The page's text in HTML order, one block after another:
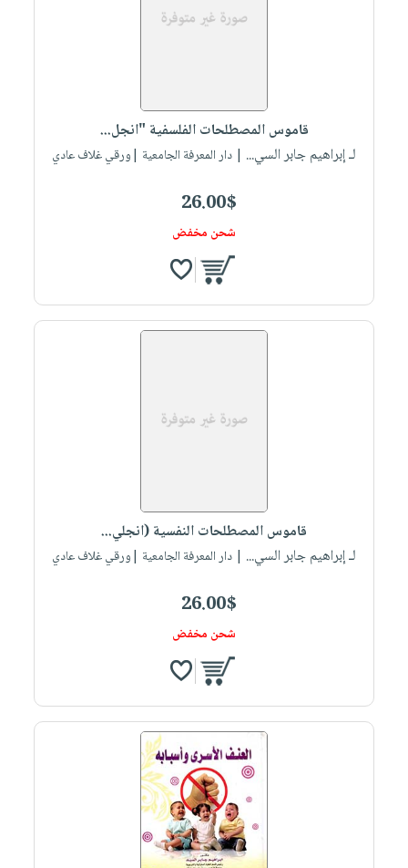
قاموس المصطلحات الفلسفية "انجل...
لـ إبراهيم جابر السي... | دار المعرفة الجامعية |ورقي غلاف عادي
26.00$
شحن مخفض
قاموس المصطلحات النفسية (انجلي...
لـ إبراهيم جابر السي... | دار المعرفة الجامعية |ورقي غلاف عادي
26.00$
شحن مخفض